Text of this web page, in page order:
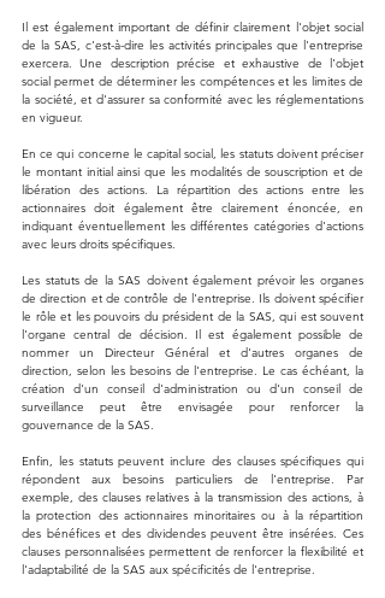
Il est également important de définir clairement l'objet social
de la SAS, c'est-à-dire les activités principales que l'entreprise
exercera. Une description précise et exhaustive de l'objet
social permet de déterminer les compétences et les limites de
la société, et d'assurer sa conformité avec les réglementations
en vigueur.
En ce qui concerne le capital social, les statuts doivent préciser
le montant initial ainsi que les modalités de souscription et de
libération des actions. La répartition des actions entre les
actionnaires doit également être clairement énoncée, en
indiquant éventuellement les différentes catégories d'actions
avec leurs droits spécifiques.
Les statuts de la SAS doivent également prévoir les organes
de direction et de contrôle de l'entreprise. Ils doivent spécifier
le rôle et les pouvoirs du président de la SAS, qui est souvent
l'organe central de décision. Il est également possible de
nommer un Directeur Général et d'autres organes de
direction, selon les besoins de l'entreprise. Le cas échéant, la
création d'un conseil d'administration ou d'un conseil de
surveillance peut être envisagée pour renforcer la
gouvernance de la SAS.
Enfin, les statuts peuvent inclure des clauses spécifiques qui
répondent aux besoins particuliers de l'entreprise. Par
exemple, des clauses relatives à la transmission des actions, à
la protection des actionnaires minoritaires ou à la répartition
des bénéfices et des dividendes peuvent être insérées. Ces
clauses personnalisées permettent de renforcer la flexibilité et
l'adaptabilité de la SAS aux spécificités de l'entreprise.